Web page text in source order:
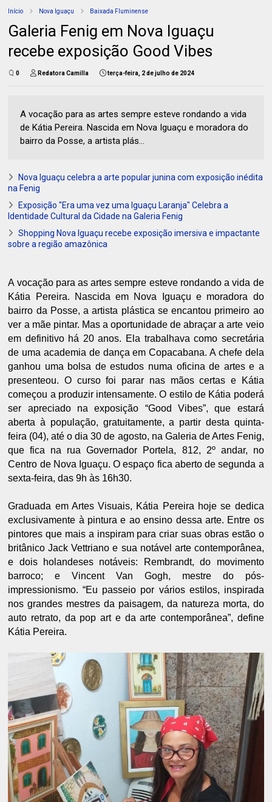
Início Nova Iguaçu Baixada Fluminense
Galeria Fenig em Nova Iguaçu
recebe exposição Good Vibes
0 Redatora Camilla terça-feira, 2 de julho de 2024
A vocação para as artes sempre esteve rondando a vida
de Kátia Pereira. Nascida em Nova Iguaçu e moradora do
bairro da Posse, a artista plás...
Nova Iguaçu celebra a arte popular junina com exposição inédita
na Fenig
Exposição "Era uma vez uma Iguaçu Laranja" Celebra a
Identidade Cultural da Cidade na Galeria Fenig
Shopping Nova Iguaçu recebe exposição imersiva e impactante
sobre a região amazônica
A vocação para as artes sempre esteve rondando a vida de
Kátia Pereira. Nascida em Nova Iguaçu e moradora do
bairro da Posse, a artista plástica se encantou primeiro ao
ver a mãe pintar. Mas a oportunidade de abraçar a arte veio
em definitivo há 20 anos. Ela trabalhava como secretária
de uma academia de dança em Copacabana. A chefe dela
ganhou uma bolsa de estudos numa oficina de artes e a
presenteou. O curso foi parar nas mãos certas e Kátia
começou a produzir intensamente. O estilo de Kátia poderá
ser apreciado na exposição “Good Vibes”, que estará
aberta à população, gratuitamente, a partir desta quinta-
feira (04), até o dia 30 de agosto, na Galeria de Artes Fenig,
que fica na rua Governador Portela, 812, 2º andar, no
Centro de Nova Iguaçu. O espaço fica aberto de segunda a
sexta-feira, das 9h às 16h30.
Graduada em Artes Visuais, Kátia Pereira hoje se dedica
exclusivamente à pintura e ao ensino dessa arte. Entre os
pintores que mais a inspiram para criar suas obras estão o
britânico Jack Vettriano e sua notável arte contemporânea,
e dois holandeses notáveis: Rembrandt, do movimento
barroco; e Vincent Van Gogh, mestre do pós-
impressionismo. “Eu passeio por vários estilos, inspirada
nos grandes mestres da paisagem, da natureza morta, do
auto retrato, da pop art e da arte contemporânea”, define
Kátia Pereira.